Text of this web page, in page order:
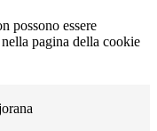
possono essere
pagina della cookie